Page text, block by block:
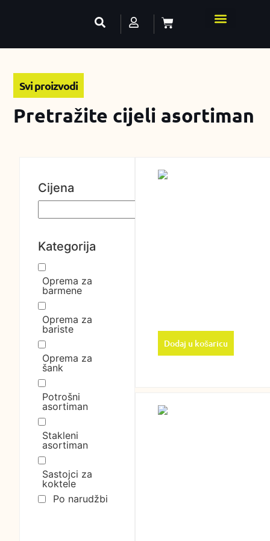
Svi proizvodi
Pretražite cijeli asortiman
Cijena
Kategorija
Oprema za
barmene
Oprema za
bariste
Oprema za
šank
Potrošni
asortiman
Stakleni
asortiman
Sastojci za
koktele
Po narudžbi
Dodaj u košaricu